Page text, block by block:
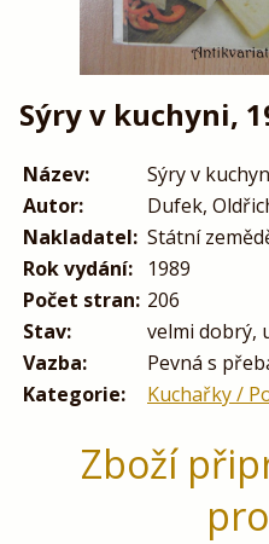
Sýry v kuchyni,
Název:
Sýry v
Autor:
Dufek,
Nakladatel: Státní
Rok vydání:
1989
Počet stran: 206
Stav:
velmi dobrý,
Vazba:
Pevná s
Kategorie:
Kuchařky /
Zboží